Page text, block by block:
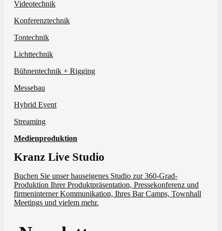
Videotechnik
Konferenztechnik
Tontechnik
Lichttechnik
Bühnentechnik + Rigging
Messebau
Hybrid Event
Streaming
Medienproduktion
Kranz Live Studio
Buchen Sie unser hauseigenes Studio zur 360-Grad-
Produktion Ihrer Produktpräsentation, Pressekonferenz und
firmeninterner Kommunikation, Ihres Bar Camps, Townhall
Meetings und vielem mehr.